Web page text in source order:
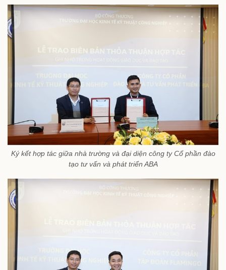
Ký kết hợp tác giữa nhà trường và đại diện công ty Cổ phần đào
tạo tư vấn và phát triển ABA